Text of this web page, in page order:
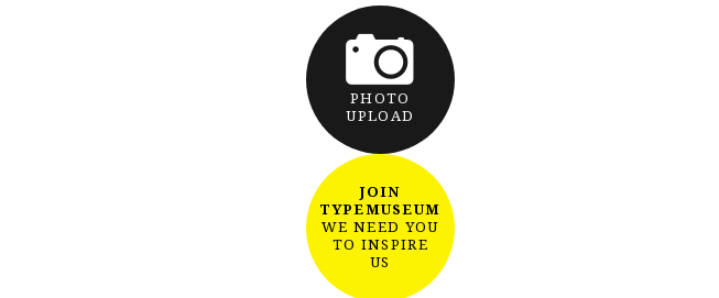
PHOTO
UPLOAD
JOIN
TYPEMUSEUM
WE NEED YOU
TO INSPIRE
US